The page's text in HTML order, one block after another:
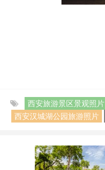
西安旅游景区景观照片
西安汉城湖公园旅游照片